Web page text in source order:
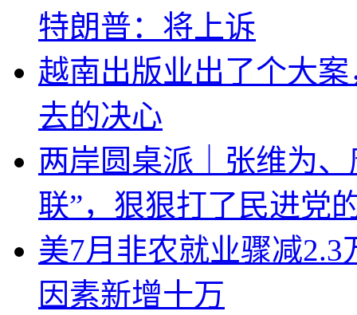
特朗普：将上诉
越南出版业出了个大
去的决心
两岸圆桌派｜张维为
联”，狠狠打了民进党
美7月非农就业骤减
因素新增十万